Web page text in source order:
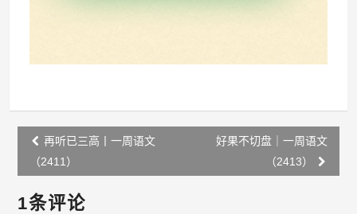
Post
navigation
再听已三高丨一周语文
（2411）
好果不切盘｜一周语文
（2413）
1条评论